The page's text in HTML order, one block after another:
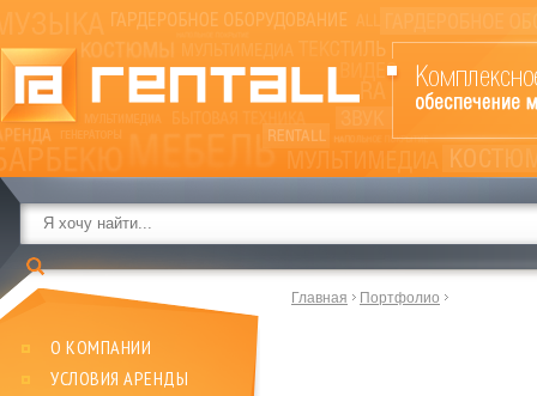
О КОМПАНИИ
УСЛОВИЯ АРЕНДЫ
Главная Портфолио